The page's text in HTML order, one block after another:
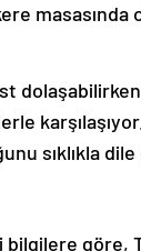
masasında
sıklıkla
göre,